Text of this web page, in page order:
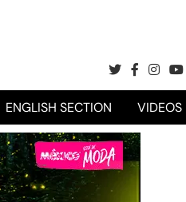
ENGLISH SECTION VIDEOS